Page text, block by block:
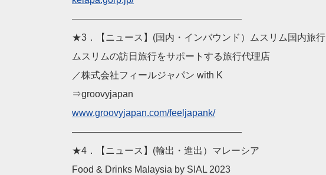
——————————————————
★3．【ニュース】(国内・インバウンド）ムスリム国内旅行
ムスリムの訪日旅行をサポートする旅行代理店
／株式会社フィールジャパン with K
⇒groovyjapan
www.groovyjapan.com/feeljapank/
——————————————————
★4．【ニュース】(輸出・進出）マレーシア
Food & Drinks Malaysia by SIAL 2023